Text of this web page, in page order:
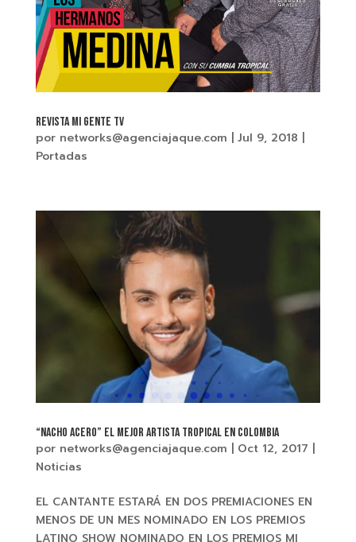
REVISTA MI GENTE TV
por networks@agenciajaque.com | Jul 9, 2018 |
Portadas
“NACHO ACERO” El mejor artista tropical en Colombia
por networks@agenciajaque.com Oct 12, 2017
Noticias
EL CANTANTE ESTARÁ EN DOS PREMIACIONES EN
MENOS DE UN MES NOMINADO EN LOS PREMIOS